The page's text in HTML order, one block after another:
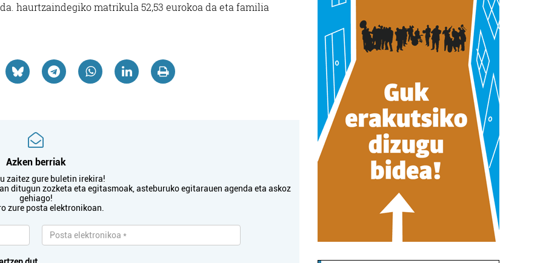
haurtzaindegiko matrikula 52,53 eurokoa da eta familia
Azken berriak
zaitez gure buletin irekira!
ditugun zozketa eta egitasmoak, asteburuko egitarauen agenda eta askoz
gehiago!
zure posta elektronikoan.